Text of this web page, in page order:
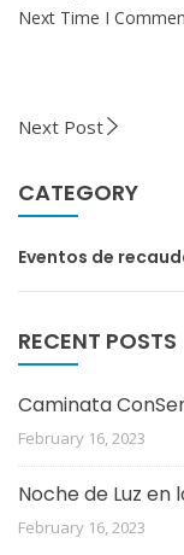
Next Time I
Next Post
CATEGORY
Eventos de
RECENT POSTS
Caminata
February 16, 2023
Noche de Luz en
February 16, 2023